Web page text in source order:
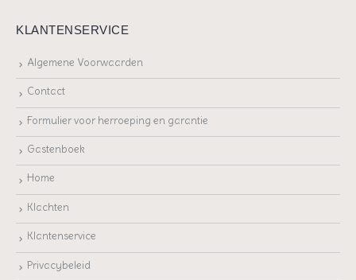
KLANTENSERVICE
Algemene Voorwaarden
Contact
Formulier voor herroeping en garantie
Gastenboek
Home
Klachten
Klantenservice
Privacybeleid